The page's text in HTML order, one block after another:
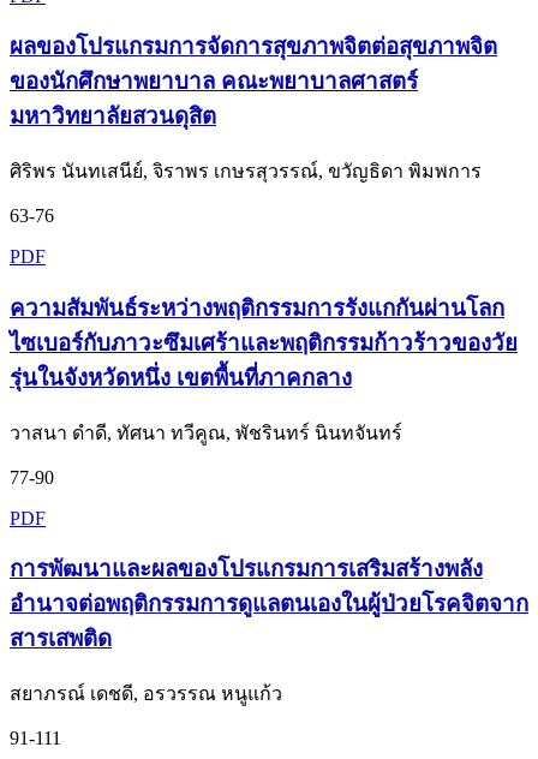
ผลของโปรแกรมการจัดการสุขภาพจิตต่อสุขภาพจิต
ของนักศึกษาพยาบาล คณะพยาบาลศาสตร์
มหาวิทยาลัยสวนดุสิต
ศิริพร นันทเสนีย์, จิราพร เกษรสุวรรณ์, ขวัญธิดา พิมพการ
63-76
PDF
ความสัมพันธ์ระหว่างพฤติกรรมการรังแกกันผ่านโลก
ไซเบอร์กับภาวะซึมเศร้าและพฤติกรรมก้าวร้าวของวัย
รุ่นในจังหวัดหนึ่ง เขตพื้นที่ภาคกลาง
วาสนา ดำดี, ทัศนา ทวีคูณ, พัชรินทร์ นินทจันทร์
77-90
PDF
การพัฒนาและผลของโปรแกรมการเสริมสร้างพลัง
อำนาจต่อพฤติกรรมการดูแลตนเองในผู้ป่วยโรคจิตจาก
สารเสพติด
สยาภรณ์ เดชดี, อรวรรณ หนูแก้ว
91-111